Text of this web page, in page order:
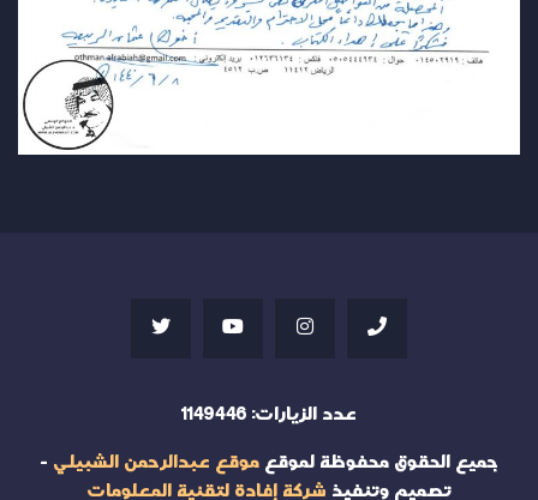
عدد الزيارات: 1149446
جميع الحقوق محفوظة لموقعموقع عبدالرحمن الشبيلي -
تصميم وتنفيذ شركة إفادة لتقنية المعلومات